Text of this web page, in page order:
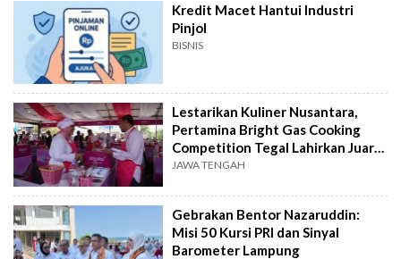
Kredit Macet Hantui Industri
Pinjol
BISNIS
Lestarikan Kuliner Nusantara,
Pertamina Bright Gas Cooking
Competition Tegal Lahirkan Juara
Baru
JAWA TENGAH
Gebrakan Bentor Nazaruddin:
Misi 50 Kursi PRI dan Sinyal
Barometer Lampung